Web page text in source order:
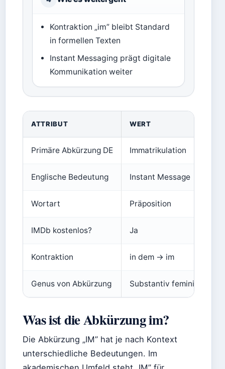
Kontraktion „im” bleibt Standard
in formellen Texten
Instant Messaging prägt digitale
Kommunikation weiter
ATTRIBUT WERT
Primäre Abkürzung DE Immatrikulation
Englische Bedeutung Instant Message
Wortart Präposition
IMDb kostenlos? Ja
Kontraktion in dem → im
Genus von Abkürzung Substantiv femininum
Was ist die Abkürzung im?
Die Abkürzung „IM” hat je nach Kontext
unterschiedliche Bedeutungen. Im